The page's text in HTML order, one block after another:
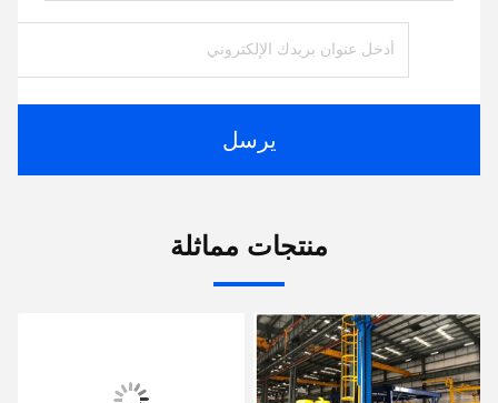
يرسل
منتجات مماثلة